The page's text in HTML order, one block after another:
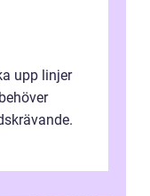
upp linjer